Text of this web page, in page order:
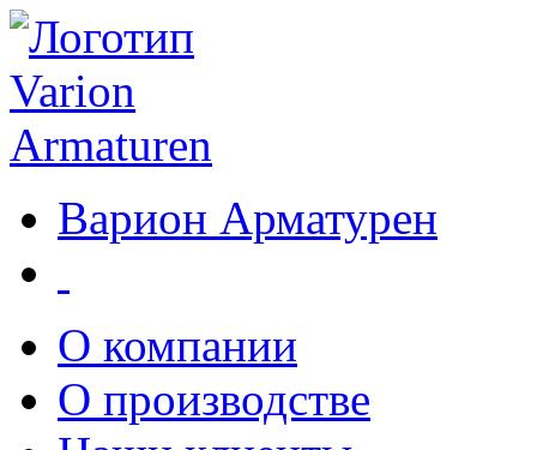
Варион Арматурен
О компании
О производстве